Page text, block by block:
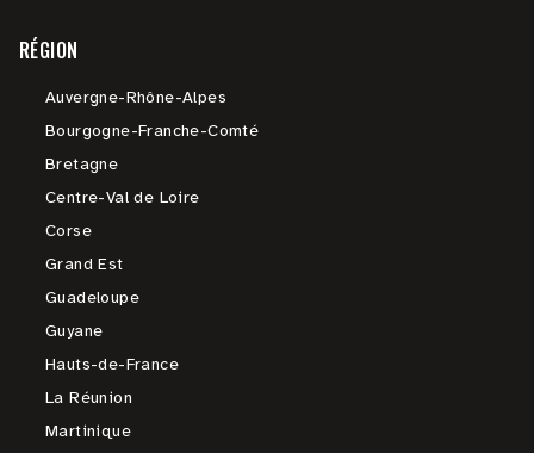
RÉGION
Auvergne-Rhône-Alpes
Bourgogne-Franche-Comté
Bretagne
Centre-Val de Loire
Corse
Grand Est
Guadeloupe
Guyane
Hauts-de-France
La Réunion
Martinique